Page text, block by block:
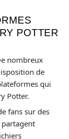
POTTER
nombreux
de
qui
Potter.
fans sur des